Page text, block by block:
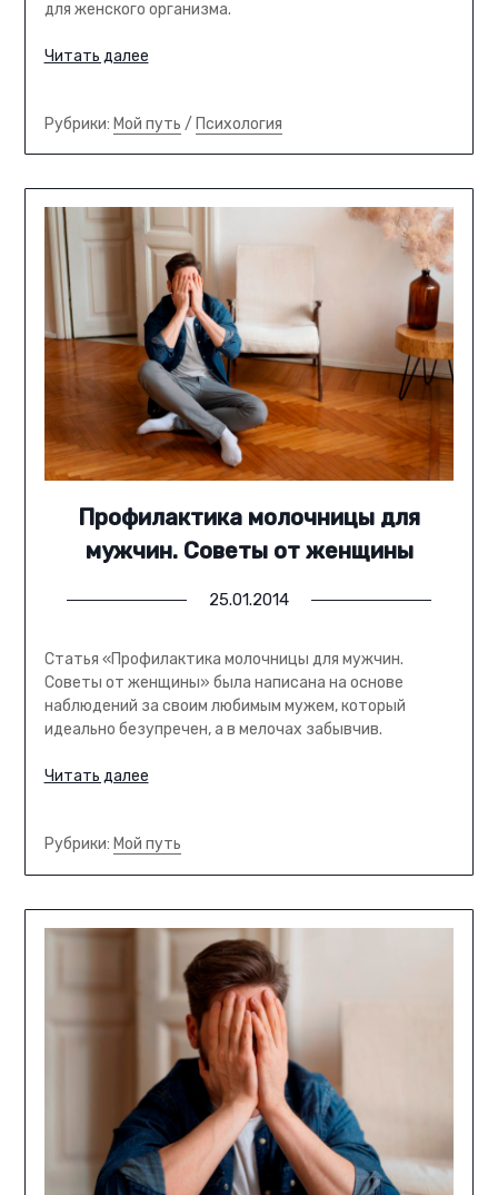
для женского организма.
Читать далее
Рубрики: Мой путь / Психология
Профилактика молочницы для
мужчин. Советы от женщины
25.01.2014
Статья «Профилактика молочницы для мужчин.
Советы от женщины» была написана на основе
наблюдений за своим любимым мужем, который
идеально безупречен, а в мелочах забывчив.
Читать далее
Рубрики: Мой путь